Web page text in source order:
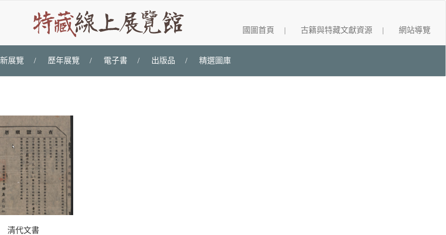
國圖首頁 | 古籍與特藏文獻資源 | 網站導覽
展覽 / 歷年展覽 / 電子書 / 出版品 / 精選圖庫
清代文書